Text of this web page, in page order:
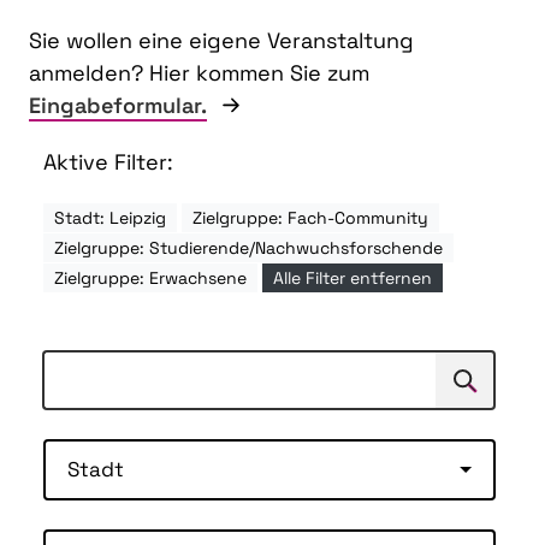
Sie wollen eine eigene Veranstaltung
anmelden? Hier kommen Sie zum
Eingabeformular.
Aktive Filter:
Stadt: Leipzig
Zielgruppe: Fach-Community
Zielgruppe: Studierende/Nachwuchsforschende
Zielgruppe: Erwachsene
Alle Filter entfernen
Suchen
Stadt